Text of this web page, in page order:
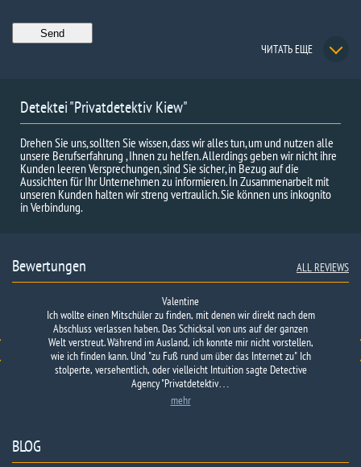
ЧИТАТЬ ЕЩЕ
Detektei "Privatdetektiv Kiew"
Drehen Sie uns, sollten Sie wissen, dass wir alles tun, um und nutzen alle
unsere Berufserfahrung , Ihnen zu helfen. Allerdings geben wir nicht ihre
Kunden leeren Versprechungen, sind Sie sicher, in Bezug auf die
Aussichten für Ihr Unternehmen zu informieren. In Zusammenarbeit mit
unseren Kunden halten wir streng vertraulich. Sie können uns inkognito
in Verbindung.
Bewertungen ALL REVIEWS
Valentine
Ich wollte einen Mitschüler zu finden, mit denen wir direkt nach dem
Abschluss verlassen haben. Das Schicksal von uns auf der ganzen
Welt verstreut. Während im Ausland, ich konnte mir nicht vorstellen,
wie ich finden kann. Und "zu Fuß rund um über das Internet zu" Ich
stolperte, versehentlich, oder vielleicht Intuition sagte Detective
Agency "Privatdetektiv…
mehr
Positives Feedback: Die Agentur prüfte den Kandidaten auf die
Position des Buchhalters.Es stellte sich heraus, dass sie einen
bedeutenden Teil ihrer Karriere in Auszahlungsfirmen arbeitete und
eng mit Kriminalität verbunden war.Mit Foto-…
BLOG